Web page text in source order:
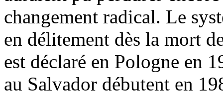
changement radical. Le
en délitement dès la mort
est déclaré en Pologne en
au Salvador débutent en